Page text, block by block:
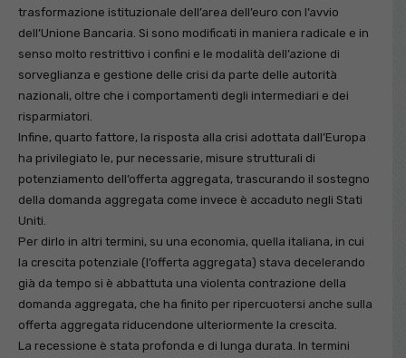
trasformazione istituzionale dell’area dell’euro con l’avvio
dell’Unione Bancaria. Si sono modificati in maniera radicale e in
senso molto restrittivo i confini e le modalità dell’azione di
sorveglianza e gestione delle crisi da parte delle autorità
nazionali, oltre che i comportamenti degli intermediari e dei
risparmiatori.
Infine, quarto fattore, la risposta alla crisi adottata dall’Europa
ha privilegiato le, pur necessarie, misure strutturali di
potenziamento dell’offerta aggregata, trascurando il sostegno
della domanda aggregata come invece è accaduto negli Stati
Uniti.
Per dirlo in altri termini, su una economia, quella italiana, in cui
la crescita potenziale (l’offerta aggregata) stava decelerando
già da tempo si è abbattuta una violenta contrazione della
domanda aggregata, che ha finito per ripercuotersi anche sulla
offerta aggregata riducendone ulteriormente la crescita.
La recessione è stata profonda e di lunga durata. In termini